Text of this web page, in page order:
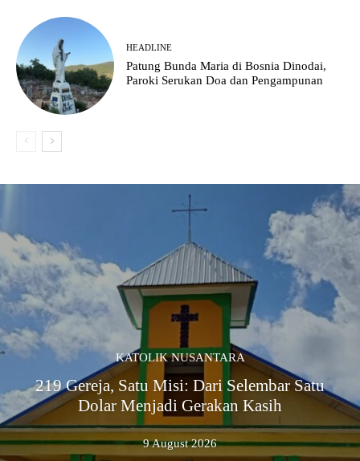
HEADLINE
Patung Bunda Maria di Bosnia Dinodai,
Paroki Serukan Doa dan Pengampunan
KATOLIK NUSANTARA
219 Gereja, Satu Misi: Dari Selembar Satu
Dolar Menjadi Gerakan Kasih
9 August 2026